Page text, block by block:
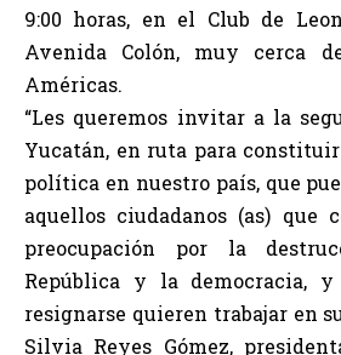
9:00 horas, en el Club de
Avenida Colón, muy cerca
Américas.
“Les queremos invitar a la
Yucatán, en ruta para
política en nuestro país, que
aquellos ciudadanos (as) que
preocupación por la
República y la democracia,
resignarse quieren trabajar en
Silvia Reyes Gómez,